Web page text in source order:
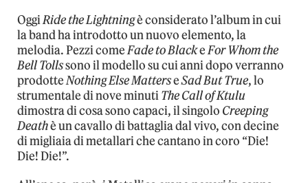
OggiRide the Lightningè considerato l’album in cui
la band ha introdotto un nuovo elemento, la
melodia. Pezzi comeFade to BlackeFor Whom the
Bell Tollssono il modello su cui anni dopo verranno
prodotteNothing Else MatterseSad But True, lo
strumentale di nove minutiThe Call of Ktulu
dimostra di cosa sono capaci, il singolo Creeping
Deathè un cavallo di battaglia dal vivo, con decine
di migliaia di metallari che cantano in coro “Die!
Die! Die!”.